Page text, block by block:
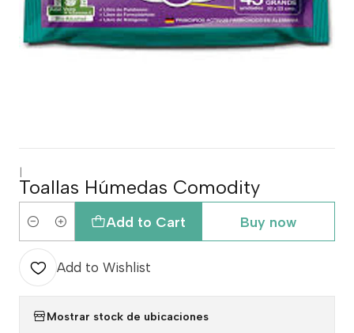
Toallas Húmedas Comodity
Quantity
Add to Cart Buy now
Add to Wishlist
Mostrar stock de ubicaciones